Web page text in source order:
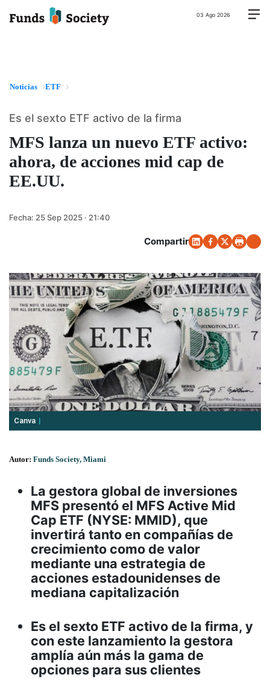
03 Ago 2026
Noticias ETF
MFS lanza un nuevo ETF activo:
ahora, de acciones mid cap de
EE.UU.
Es el sexto ETF activo de la firma
Fecha: 25 Sep 2025 · 21:40
Compartir
Canva
Autor: Funds Society, Miami
La gestora global de inversiones
MFS presentó el MFS Active Mid
Cap ETF (NYSE: MMID), que
invertirá tanto en compañías de
crecimiento como de valor
mediante una estrategia de
acciones estadounidenses de
mediana capitalización
Es el sexto ETF activo de la firma, y
con este lanzamiento la gestora
amplía aún más la gama de
opciones para sus clientes